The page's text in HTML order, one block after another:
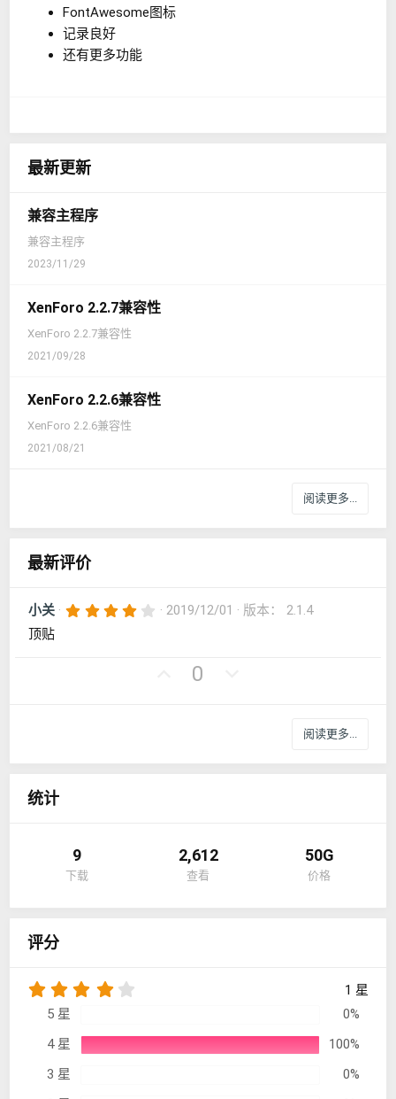
FontAwesome图标
记录良好
还有更多功能
最新更新
兼容主程序
兼容主程序
2023/11/29
XenForo 2.2.7兼容性
XenForo 2.2.7兼容性
2021/09/28
XenForo 2.2.6兼容性
XenForo 2.2.6兼容性
2021/08/21
阅读更多...
最新评价
小关
4 2019/12/01
版本： 2.1.4
顶贴
好0
阅读更多...
统计
9
下载
2,612
查看
50G
价格
评分
0
星
1 星
5 星
0%
4 星
100%
3 星
0%